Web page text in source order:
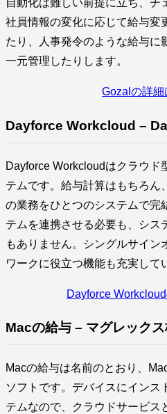
自動化は難しい前提に立ち、チ
社員情報の変化に応じて給与変
たり、人事発令のような給与に
一元管理したりします。
Gozalの詳細
Dayforce Workcloud –
Dayforce Workcloudはクラウド
テムです。給与計算はもちろん
の業務をひとつのシステムで完
テムを連携させる必要も、シス
もありません。シングルサイン
ワークに役立つ機能も充実して
Dayforce
Macの給与 – マグレック
Macの給与は名前のとおり、
ソフトです。デバイスにインス
テムなので、クラウドサービス